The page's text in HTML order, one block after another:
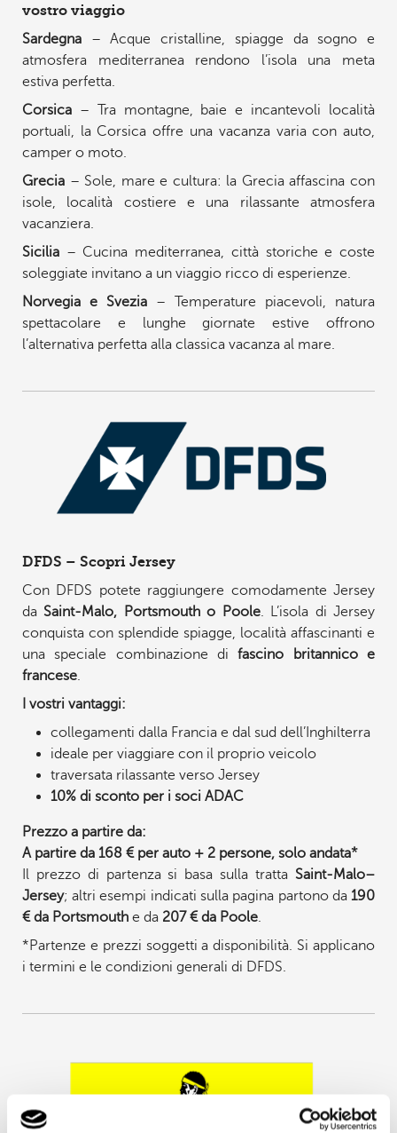
vostro viaggio
Sardegna– Acque cristalline, spiagge da sogno e
atmosfera mediterranea rendono l’isola una meta
estiva perfetta.
Corsica– Tra montagne, baie e incantevoli località
portuali, la Corsica offre una vacanza varia con auto,
camper o moto.
Grecia– Sole, mare e cultura: la Grecia affascina con
isole, località costiere e una rilassante atmosfera
vacanziera.
Sicilia– Cucina mediterranea, città storiche e coste
soleggiate invitano a un viaggio ricco di esperienze.
Norvegia e Svezia– Temperature piacevoli, natura
spettacolare e lunghe giornate estive offrono
l’alternativa perfetta alla classica vacanza al mare.
DFDS – Scopri Jersey
Con DFDS potete raggiungere comodamente Jersey
da Saint-Malo, Portsmouth o Poole. L’isola di Jersey
conquista con splendide spiagge, località affascinanti e
una speciale combinazione difascino britannico e
francese.
I vostri vantaggi:
collegamenti dalla Francia e dal sud dell’Inghilterra
ideale per viaggiare con il proprio veicolo
traversata rilassante verso Jersey
10% di sconto per i soci ADAC
Prezzo a partire da:
A partire da 168 € per auto + 2 persone, solo andata*
Il prezzo di partenza si basa sulla tratta Saint-Malo–
Jersey; altri esempi indicati sulla pagina partono da 190
€ da Portsmouthe da 207 € da Poole.
*Partenze e prezzi soggetti a disponibilità. Si applicano
i termini e le condizioni generali di DFDS.